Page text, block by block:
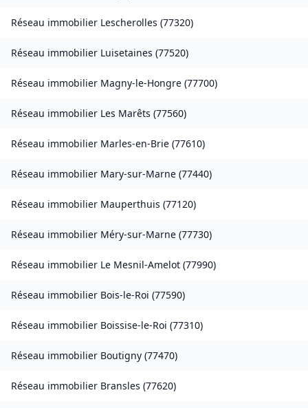
Réseau immobilier Lescherolles (77320)
Réseau immobilier Luisetaines (77520)
Réseau immobilier Magny-le-Hongre (77700)
Réseau immobilier Les Marêts (77560)
Réseau immobilier Marles-en-Brie (77610)
Réseau immobilier Mary-sur-Marne (77440)
Réseau immobilier Mauperthuis (77120)
Réseau immobilier Méry-sur-Marne (77730)
Réseau immobilier Le Mesnil-Amelot (77990)
Réseau immobilier Bois-le-Roi (77590)
Réseau immobilier Boissise-le-Roi (77310)
Réseau immobilier Boutigny (77470)
Réseau immobilier Bransles (77620)